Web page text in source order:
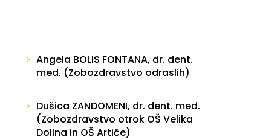
Angela BOLIS FONTANA, dr. dent.
med. (Zobozdravstvo odraslih)
Dušica ZANDOMENI, dr. dent. med.
(Zobozdravstvo otrok OŠ Velika
Dolina in OŠ Artiče)